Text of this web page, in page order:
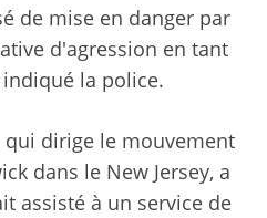
de mise en danger par
d'agression en tant
la police.
qui dirige le mouvement
dans le New Jersey, a
assisté à un service de